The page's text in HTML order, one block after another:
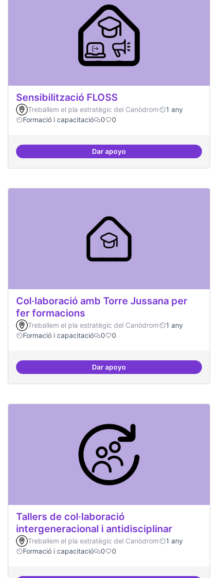
Sensibilització FLOSS
Treballem el pla estratègic del Canòdrom
1 any
Formació i capacitació
0 0
Dar apoyoSensibilització FLOSS
Col·laboració amb Torre Jussana per
fer formacions
Treballem el pla estratègic del Canòdrom
1 any
Formació i capacitació
0 0
Dar apoyoCol·laboració amb Torre
Tallers de col·laboració
intergeneracional i antidisciplinar
Treballem el pla estratègic del Canòdrom
1 any
Formació i capacitació
0 0